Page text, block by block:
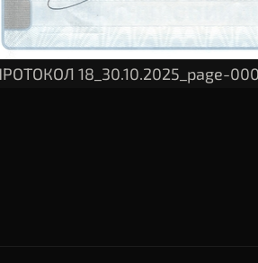
18_30.10.2025_page-